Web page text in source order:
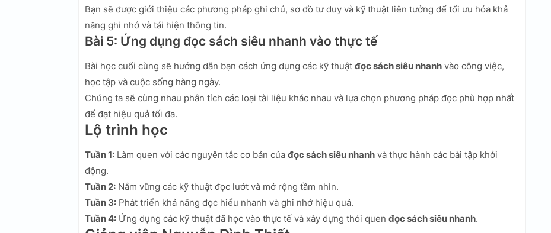
Bạn sẽ được giới thiệu các phương pháp ghi chú, sơ đồ tư duy và kỹ thuật liên tưởng để tối ưu hóa khả
năng ghi nhớ và tái hiện thông tin.
Bài 5: Ứng dụng đọc sách siêu nhanh vào thực tế
Bài học cuối cùng sẽ hướng dẫn bạn cách ứng dụng các kỹ thuật đọc sách siêu nhanh vào công việc,
học tập và cuộc sống hàng ngày.
Chúng ta sẽ cùng nhau phân tích các loại tài liệu khác nhau và lựa chọn phương pháp đọc phù hợp nhất
để đạt hiệu quả tối đa.
Lộ trình học
Tuần 1: Làm quen với các nguyên tắc cơ bản của đọc sách siêu nhanh và thực hành các bài tập khởi
động.
Tuần 2: Nắm vững các kỹ thuật đọc lướt và mở rộng tầm nhìn.
Tuần 3: Phát triển khả năng đọc hiểu nhanh và ghi nhớ hiệu quả.
Tuần 4: Ứng dụng các kỹ thuật đã học vào thực tế và xây dựng thói quen đọc sách siêu nhanh.